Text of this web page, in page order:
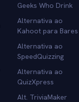
Geeks Who Drink
Alternativa ao
Kahoot para Bares
Alternativa ao
SpeedQuizzing
Alternativa ao
QuizXpress
Alt. TriviaMaker